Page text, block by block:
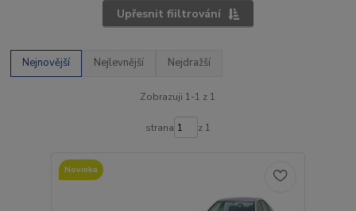
Upřesnit fiiltrování
Nejnovější Nejlevnější Nejdražší
Zobrazuji 1-1 z 1
strana z 1
Novinka